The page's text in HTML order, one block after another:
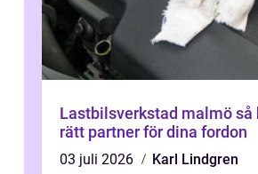
Lastbilsverkstad malmö så hittar du
rätt partner för dina fordon
03 juli 2026
Karl Lindgren